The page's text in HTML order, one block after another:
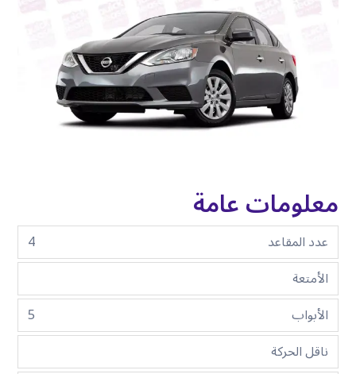
معلومات عامة
عدد المقاعد
4
الأمتعة
الأبواب
5
ناقل الحركة